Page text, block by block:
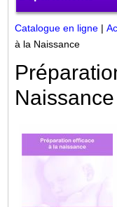
Catalogue en ligne |
à la Naissance
Naissance